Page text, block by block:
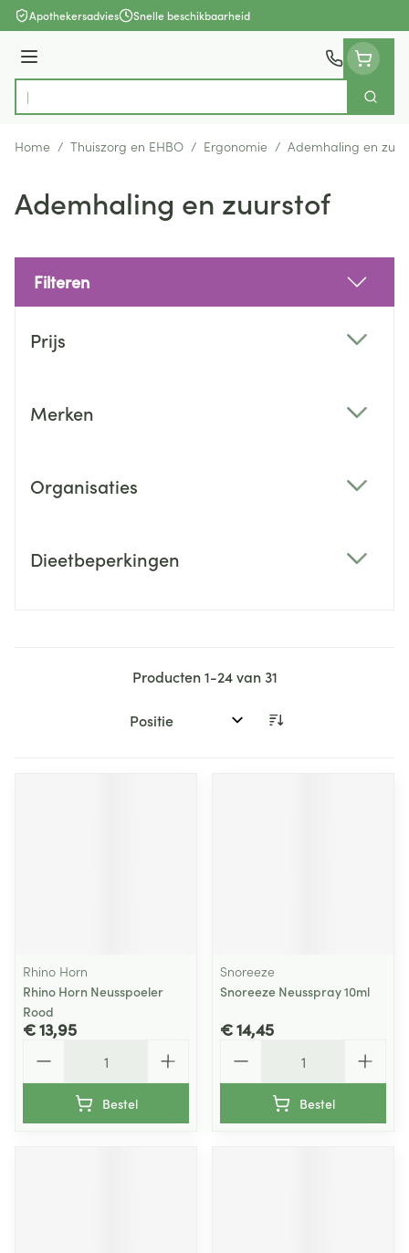
Ga naar de inhoud
Apothekersadvies Snelle beschikbaarheid
Menu
Product, merk, categorie...
Zoek
Home / Thuiszorg en EHBO / Ergonomie / Ademhaling en
Ademhaling en zuurstof
Filteren
Prijs
Merken
Organisaties
Dieetbeperkingen
Producten1-24van31
Sorteer op:
Rhino Horn
Rhino Horn Neusspoeler
Rood
€ 13,95
Bestel
Snoreeze
Snoreeze Neusspray 10ml
€ 14,45
Bestel